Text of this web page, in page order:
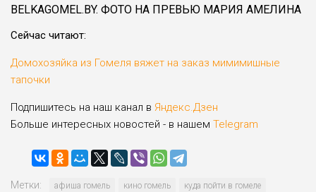
BELKAGOMEL.BY. ФОТО НА ПРЕВЬЮ МАРИЯ АМЕЛИНА
Сейчас читают:
Домохозяйка из Гомеля вяжет на заказ мимимишные
тапочки
Подпишитесь на наш канал в Яндекс.Дзен
Больше интересных новостей - в нашем Telegram
Метки: афиша гомель кино гомель
куда пойти в гомеле